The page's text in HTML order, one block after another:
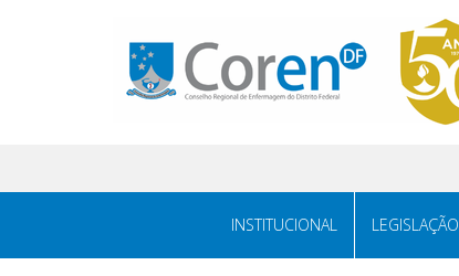
INSTITUCIONAL LEGISLAÇÃO